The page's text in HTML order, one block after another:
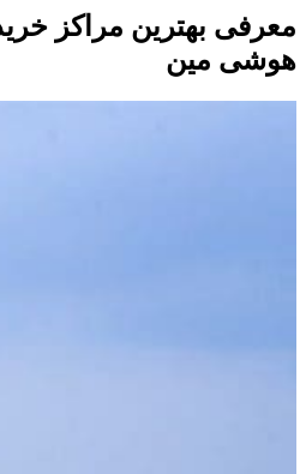
معرفی بهترین مراکز
هوشی‌ مین